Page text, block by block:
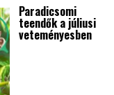
Paradicsomi
teendők a júliusi
veteményesben